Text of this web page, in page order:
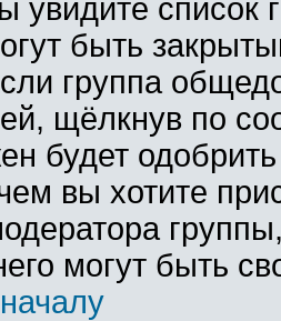
увидите список
быть
группа
щёлкнув по
будет
вы хотите
могут быть